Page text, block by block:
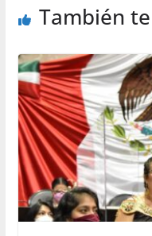
También